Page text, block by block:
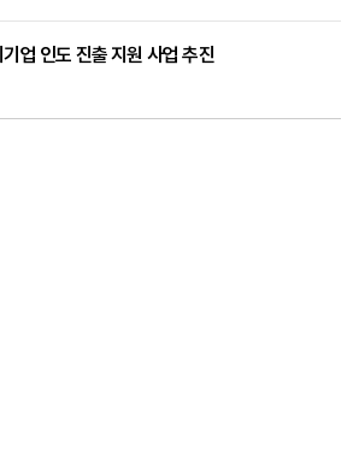
업 인도 진출 지원 사업 추진